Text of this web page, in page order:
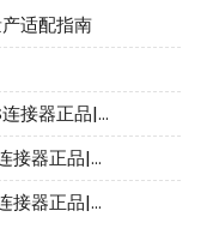
适配指南
JST连接器-提供JST NSHR-02V-S连接器正品|替代品
JST连接器-提供JST GHR-09V-S连接器正品|替代品
JST连接器-提供JST GHR-07V-S连接器正品|替代品